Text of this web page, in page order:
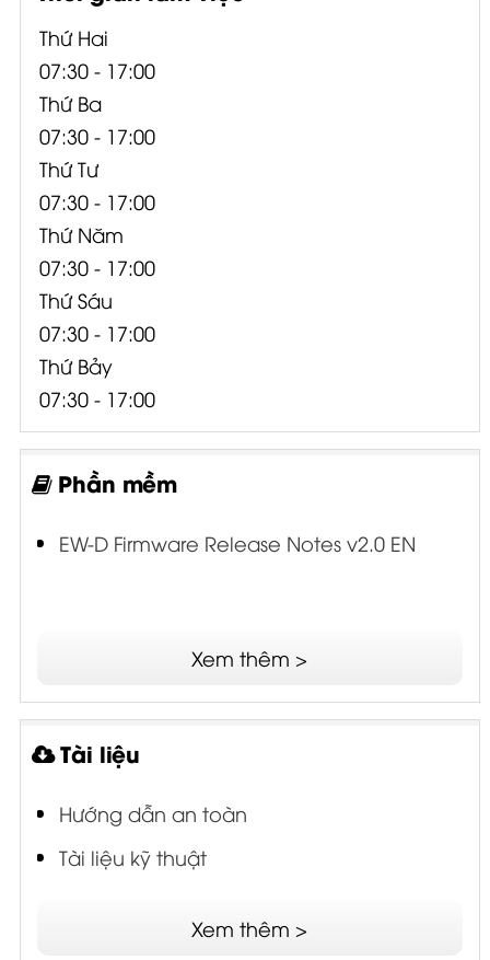
Thứ Hai
07:30 - 17:00
Thứ Ba
07:30 - 17:00
Thứ Tư
07:30 - 17:00
Thứ Năm
07:30 - 17:00
Thứ Sáu
07:30 - 17:00
Thứ Bảy
07:30 - 17:00
Tài liệu kỹ thuật